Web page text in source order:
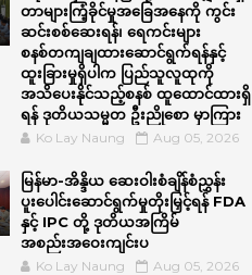
တာများကြံ့ခိုင်မှုအခြေအနေကို ကွင်း
ဆင်းစစ်ဆေးရန်၊ ရေကင်းများ
စနစ်တကျချထားဆောင်ရွက်ရန်နှင့်
ထူးခြားမှုရှိပါက ပြည်သူလူထုကို
အသိပေးနိုင်သည့်စနစ် ထူထောင်ထားရှိ
ရန် ဒုတိယသမ္မတ ဦးညိုစော မှာကြား
Ko Lay Naung Aug 05, 2026
မြန်မာ-အိန္ဒိယ ဆေးဝါးစံချိန်စံညွှန်း
ပူးပေါင်းဆောင်ရွက်မှုတိုးမြှင့်ရန် FDA
နှင့် IPC တို့ ဒုတိယအကြိမ်
အစည်းအဝေးကျင်းပ
Ko Lay Naung Aug 05, 2026